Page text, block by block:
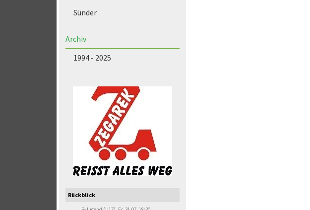
Sünder
Archiv
1994 - 2025
Rückblick